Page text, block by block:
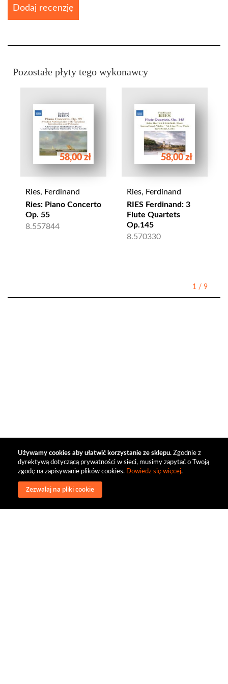
Używamy cookies aby ułatwić korzystanie ze sklepu. Zgodnie z
dyrektywą dotyczącą prywatności w sieci, musimy zapytać o Twoją
zgodę na zapisywanie plików cookies. Dowiedz się więcej.
Zezwalaj na pliki cookie
Dodaj recenzję
Pozostałe płyty tego wykonawcy
58,00 zł
Ries, Ferdinand
Ries: Piano Concerto
Op. 55
8.557844
58,00 zł
Ries, Ferdinand
RIES Ferdinand: 3
Flute Quartets
Op.145
8.570330
1 / 9